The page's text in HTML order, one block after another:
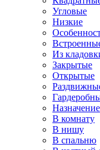
Угловые
Низкие
Из
Закрытые
Открытые
Назначение
В комнату
В нишу
В спальню